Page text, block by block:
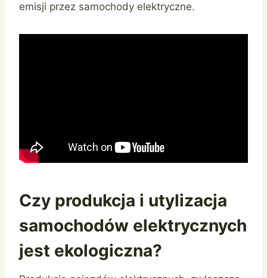
emisji przez samochody elektryczne.
Czy produkcja i utylizacja
samochodów elektrycznych
jest ekologiczna?